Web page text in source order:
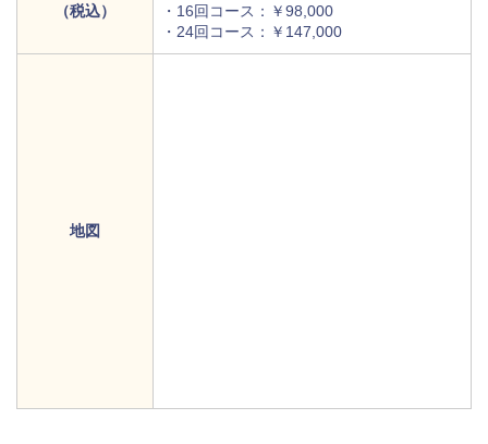
（税込）
・16回コース：￥98,000
・24回コース：￥147,000
地図